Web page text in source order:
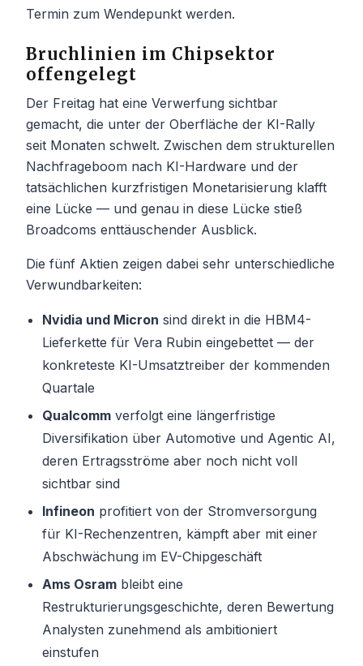
Termin zum Wendepunkt werden.
Bruchlinien im Chipsektor
offengelegt
Der Freitag hat eine Verwerfung sichtbar
gemacht, die unter der Oberfläche der KI-Rally
seit Monaten schwelt. Zwischen dem strukturellen
Nachfrageboom nach KI-Hardware und der
tatsächlichen kurzfristigen Monetarisierung klafft
eine Lücke — und genau in diese Lücke stieß
Broadcoms enttäuschender Ausblick.
Die fünf Aktien zeigen dabei sehr unterschiedliche
Verwundbarkeiten:
Nvidia und Micron sind direkt in die HBM4-
Lieferkette für Vera Rubin eingebettet — der
konkreteste KI-Umsatztreiber der kommenden
Quartale
Qualcomm verfolgt eine längerfristige
Diversifikation über Automotive und Agentic AI,
deren Ertragsströme aber noch nicht voll
sichtbar sind
Infineon profitiert von der Stromversorgung
für KI-Rechenzentren, kämpft aber mit einer
Abschwächung im EV-Chipgeschäft
Ams Osram bleibt eine
Restrukturierungsgeschichte, deren Bewertung
Analysten zunehmend als ambitioniert
einstufen